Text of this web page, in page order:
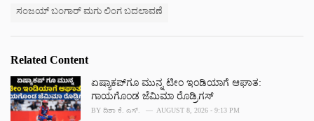
ಸಂಜಯ್ ಬಂಗಾರ್ ಮಗು ಲಿಂಗ ಬದಲಾವಣೆ
Related Content
ಏಷ್ಯಾಕಪ್‌ಗೂ ಮುನ್ನ ಟೀಂ ಇಂಡಿಯಾಗೆ ಆಘಾತ:
ಗಾಯಗೊಂಡ ಜೆಮಿಮಾ ರೊಡ್ರಿಗಸ್
BY ದಿಶಾ ಕೆ. ಎಸ್. AUGUST 8, 2026 - 9:13 PM